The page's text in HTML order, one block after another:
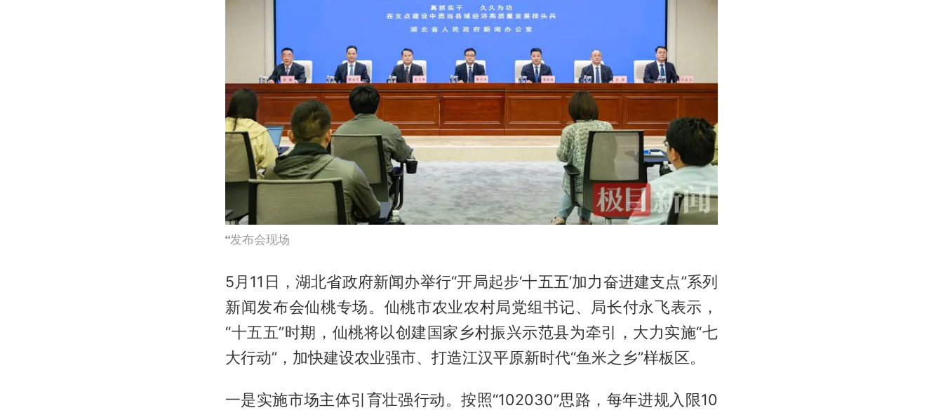
发布会现场
5月11日，湖北省政府新闻办举行“开局起步‘十五五’加力奋进建支点”系列
新闻发布会仙桃专场。仙桃市农业农村局党组书记、局长付永飞表示，
“十五五”时期，仙桃将以创建国家乡村振兴示范县为牵引，大力实施“七
大行动”，加快建设农业强市、打造江汉平原新时代“鱼米之乡”样板区。
一是实施市场主体引育壮强行动。按照“102030”思路，每年进规入限10